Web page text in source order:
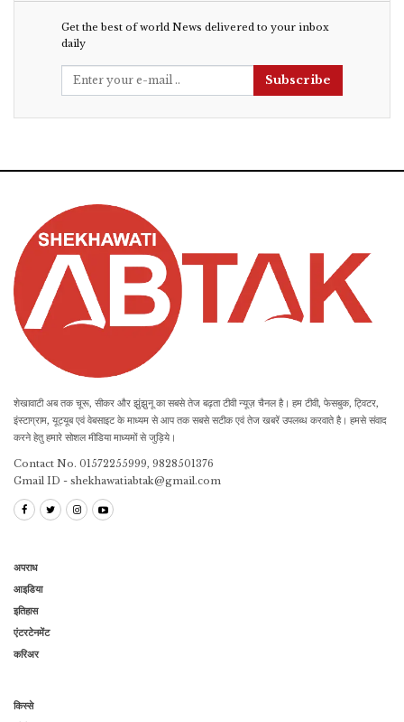
Get the best of world News delivered to your inbox
daily
Subscribe
शेखावाटी अब तक चूरू, सीकर और झुंझुनू का सबसे तेज बढ़ता टीवी न्यूज़ चैनल है। हम टीवी, फेसबुक, ट्विटर,
इंस्टाग्राम, यूट्यूब एवं वेबसाइट के माध्यम से आप तक सबसे सटीक एवं तेज खबरें उपलब्ध करवाते है। हमसे संवाद
करने हेतु हमारे सोशल मीडिया माध्यमों से जुड़िये।
Contact No. 01572255999, 9828501376
Gmail ID - shekhawatiabtak@gmail.com
अपराध
आइडिया
इतिहास
एंटरटेनमेंट
करिअर
किस्से